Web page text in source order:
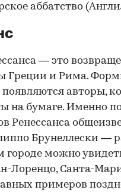
аббатство
— это
Греции и Рима.
появляются авторы,
на бумаге. Именно
Ренессанса
Брунеллески —
городе можно
Лоренцо, Санта-
примеров